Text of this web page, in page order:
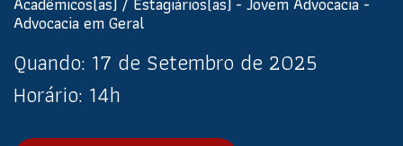
Advocacia em Geral
Quando: 17 de Setembro de 2025
Horário: 14h